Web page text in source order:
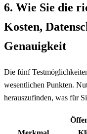
6. Wie Sie die
Kosten,
Genauigkeit
Die fünf
wesentlichen Punkten.
herauszufinden, was für